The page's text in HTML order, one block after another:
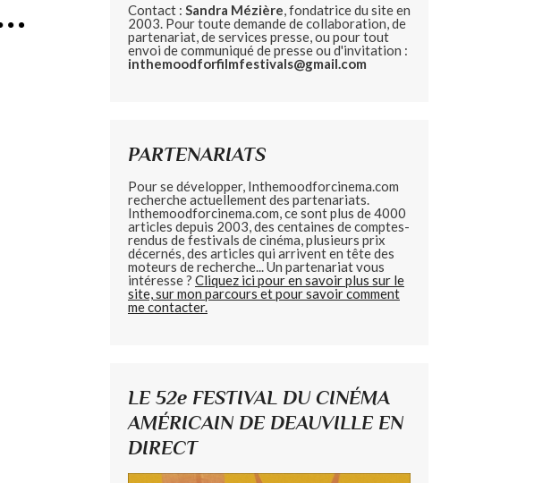
Contact : Sandra Mézière, fondatrice du site en
2003. Pour toute demande de collaboration, de
partenariat, de services presse, ou pour tout
envoi de communiqué de presse ou d'invitation :
inthemoodforfilmfestivals@gmail.com
PARTENARIATS
Pour se développer, Inthemoodforcinema.com
recherche actuellement des partenariats.
Inthemoodforcinema.com, ce sont plus de 4000
articles depuis 2003, des centaines de comptes-
rendus de festivals de cinéma, plusieurs prix
décernés, des articles qui arrivent en tête des
moteurs de recherche... Un partenariat vous
intéresse ? Cliquez ici pour en savoir plus sur le
site, sur mon parcours et pour savoir comment
me contacter.
LE 52e FESTIVAL DU CINÉMA
AMÉRICAIN DE DEAUVILLE EN
DIRECT